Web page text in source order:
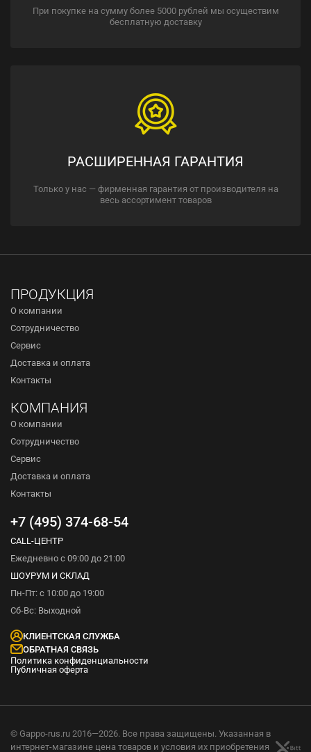
При покупке на сумму более 5000 рублей мы осуществим
бесплатную доставку
РАСШИРЕННАЯ ГАРАНТИЯ
Только у нас — фирменная гарантия от производителя на
весь ассортимент товаров
ПРОДУКЦИЯ
О компании
Сотрудничество
Сервис
Доставка и оплата
Контакты
КОМПАНИЯ
О компании
Сотрудничество
Сервис
Доставка и оплата
Контакты
+7 (495) 374-68-54
CALL-ЦЕНТР
Ежедневно с 09:00 до 21:00
ШОУРУМ И СКЛАД
Пн-Пт: с 10:00 до 19:00
Сб-Вс: Выходной
КЛИЕНТСКАЯ СЛУЖБА
ОБРАТНАЯ СВЯЗЬ
Политика конфиденциальности
Публичная оферта
© Gappo-rus.ru 2016—2026. Все права защищены. Указанная в
интернет-магазине цена товаров и условия их приобретения